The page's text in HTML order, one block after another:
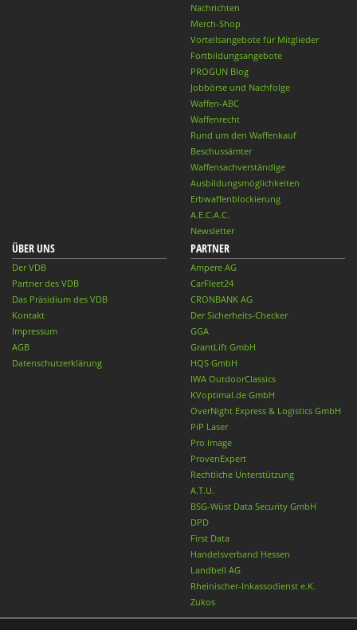
Nachrichten
Merch-Shop
Vorteilsangebote für Mitglieder
Fortbildungsangebote
PROGUN Blog
Jobbörse und Nachfolge
Waffen-ABC
Waffenrecht
Rund um den Waffenkauf
Beschussämter
Waffensachverständige
Ausbildungsmöglichkeiten
Erbwaffenblockierung
A.E.C.A.C.
Newsletter
ÜBER UNS
Der VDB
Partner des VDB
Das Präsidium des VDB
Kontakt
Impressum
AGB
Datenschutzerklärung
PARTNER
Ampere AG
CarFleet24
CRONBANK AG
Der Sicherheits-Checker
GGA
GrantLift GmbH
HQS GmbH
IWA OutdoorClassics
KVoptimal.de GmbH
OverNight Express & Logistics GmbH
PiP Laser
Pro Image
ProvenExpert
Rechtliche Unterstützung
A.T.U.
BSG-Wüst Data Security GmbH
DPD
First Data
Handelsverband Hessen
Landbell AG
Rheinischer-Inkassodienst e.K.
Zukos